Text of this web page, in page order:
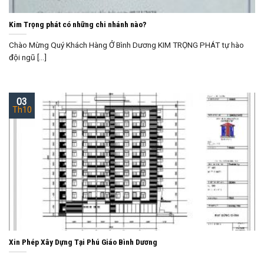
Kim Trọng phát có những chi nhánh nào?
Chào Mừng Quý Khách Hàng Ở Bình Dương KIM TRỌNG PHÁT tự hào
đội ngũ [...]
Xin Phép Xây Dựng Tại Phú Giáo Bình Dương
03
Th10